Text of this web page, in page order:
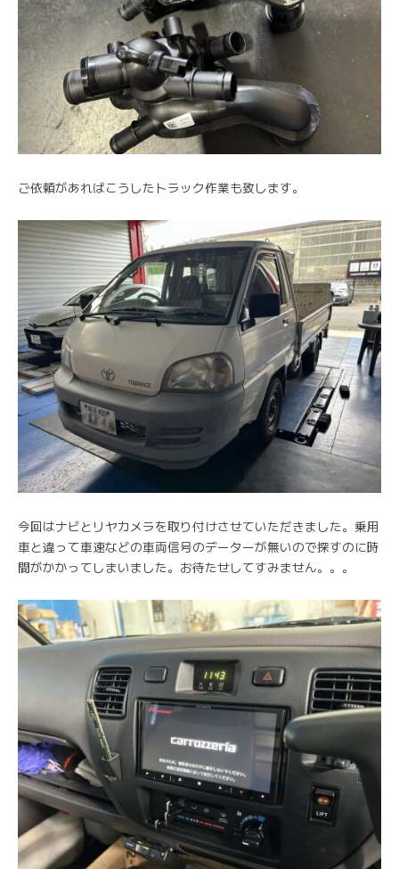
ご依頼があればこうしたトラック作業も致します。
今回はナビとリヤカメラを取り付けさせていただきました。乗用
車と違って車速などの車両信号のデーターが無いので探すのに時
間がかかってしまいました。お待たせしてすみません。。。